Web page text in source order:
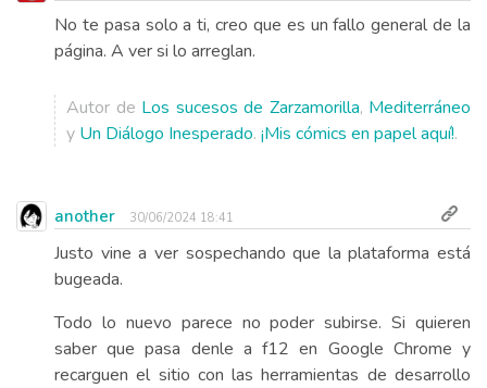
No te pasa solo a ti, creo que es un fallo general de la
página. A ver si lo arreglan.
Autor de Los sucesos de Zarzamorilla, Mediterráneo
y Un Diálogo Inesperado. ¡Mis cómics en papel aquí!.
another 30/06/2024 18:41
Justo vine a ver sospechando que la plataforma está
bugeada.
Todo lo nuevo parece no poder subirse. Si quieren
saber que pasa denle a f12 en Google Chrome y
recarguen el sitio con las herramientas de desarrollo